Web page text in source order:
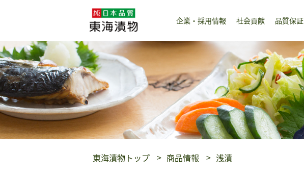
企業・採用情報 社会貢献 品質保証
東海漬物トップ 商品情報 浅漬